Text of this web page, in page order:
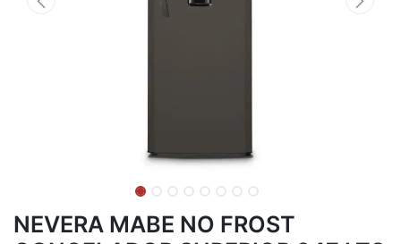
NEVERA MABE NO FROST